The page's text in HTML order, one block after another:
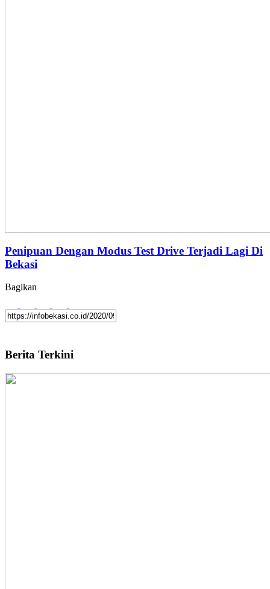
Penipuan Dengan Modus Test Drive Terjadi Lagi Di
Bekasi
Bagikan
Berita Terkini